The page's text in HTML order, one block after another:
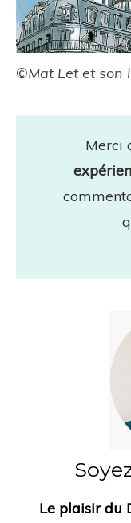
©Mat Let et son
Merci
Le plaisir du